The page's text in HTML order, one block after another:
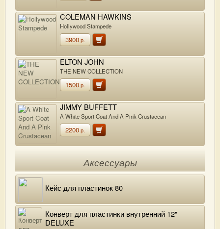
COLEMAN HAWKINS
Hollywood Stampede
3900р.
ELTON JOHN
THE NEW COLLECTION
1500р.
JIMMY BUFFETT
A White Sport Coat And A Pink Crustacean
2200р.
Аксессуары
Кейс для пластинок 80
Конверт для пластинки внутренний 12"
DELUXE